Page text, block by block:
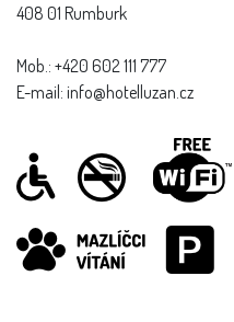
408 01 Rumburk
Mob.: +420 602 111 777
E-mail: info@hotelluzan.cz